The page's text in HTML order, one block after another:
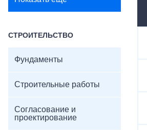
СТРОИТЕЛЬСТВО
Фундаменты
Строительные работы
Согласование и
проектирование